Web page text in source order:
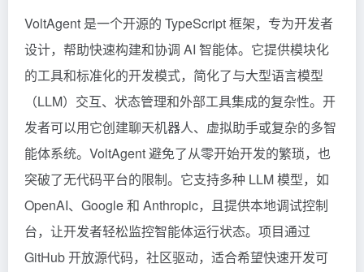
VoltAgent 是一个开源的 TypeScript 框架，专为开发者
设计，帮助快速构建和协调 AI 智能体。它提供模块化
的工具和标准化的开发模式，简化了与大型语言模型
（LLM）交互、状态管理和外部工具集成的复杂性。开
发者可以用它创建聊天机器人、虚拟助手或复杂的多智
能体系统。VoltAgent 避免了从零开始开发的繁琐，也
突破了无代码平台的限制。它支持多种 LLM 模型，如
OpenAI、Google 和 Anthropic，且提供本地调试控制
台，让开发者轻松监控智能体运行状态。项目通过
GitHub 开放源代码，社区驱动，适合希望快速开发可